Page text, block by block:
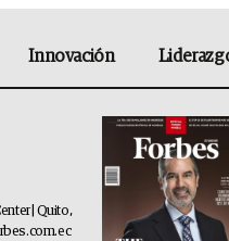
Innovación
| Quito,